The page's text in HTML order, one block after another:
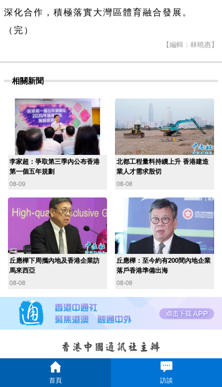
深化合作，積極落實大灣區體育融合發展。
（完）
【編輯：林曉惠】
相關新聞
李家超：爭取第三季內公布香港
第一個五年規劃
08-09
北都工程量料持續上升 香港建造
業人才需求殷切
08-08
丘應樺下周攜內地及香港企業訪
馬來西亞
08-08
丘應樺：至今約有200間內地企業
落戶香港準備出海
08-08
首頁 訪談